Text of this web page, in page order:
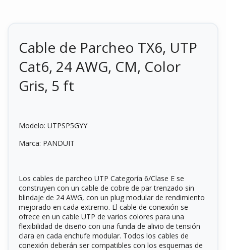
Cable de Parcheo TX6, UTP
Cat6, 24 AWG, CM, Color
Gris, 5 ft
Modelo: UTPSP5GYY
Marca: PANDUIT
Los cables de parcheo UTP Categoría 6/Clase E se
construyen con un cable de cobre de par trenzado sin
blindaje de 24 AWG, con un plug modular de rendimiento
mejorado en cada extremo. El cable de conexión se
ofrece en un cable UTP de varios colores para una
flexibilidad de diseño con una funda de alivio de tensión
clara en cada enchufe modular. Todos los cables de
conexión deberán ser compatibles con los esquemas de